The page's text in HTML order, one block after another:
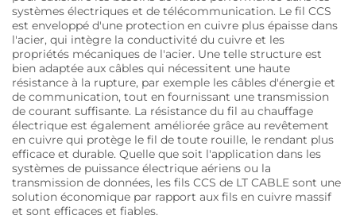
systèmes électriques et de télécommunication. Le fil CCS
est enveloppé d'une protection en cuivre plus épaisse dans
l'acier, qui intègre la conductivité du cuivre et les
propriétés mécaniques de l'acier. Une telle structure est
bien adaptée aux câbles qui nécessitent une haute
résistance à la rupture, par exemple les câbles d'énergie et
de communication, tout en fournissant une transmission
de courant suffisante. La résistance du fil au chauffage
électrique est également améliorée grâce au revêtement
en cuivre qui protège le fil de toute rouille, le rendant plus
efficace et durable. Quelle que soit l'application dans les
systèmes de puissance électrique aériens ou la
transmission de données, les fils CCS de LT CABLE sont une
solution économique par rapport aux fils en cuivre massif
et sont efficaces et fiables.